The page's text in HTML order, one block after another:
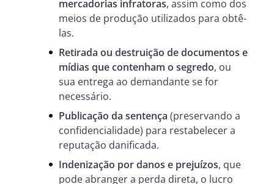
mercadorias infratoras, assim como dos
meios de produção utilizados para obtê-
las.
Retirada ou destruição de documentos e
mídias que contenham o segredo, ou
sua entrega ao demandante se for
necessário.
Publicação da sentença (preservando a
confidencialidade) para restabelecer a
reputação danificada.
Indenização por danos e prejuízos, que
pode abranger a perda direta, o lucro